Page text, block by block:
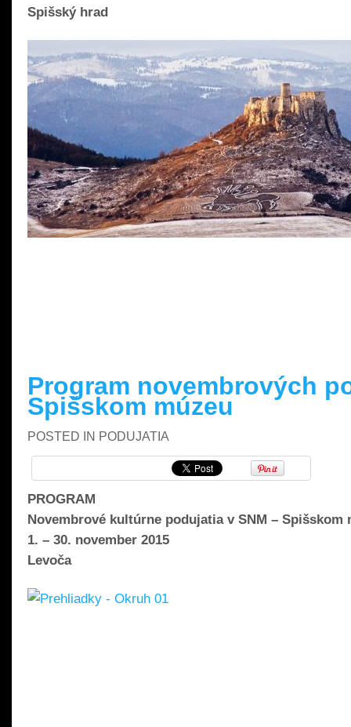
Spišský hrad
Program novembrových
Spišskom múzeu
POSTED IN PODUJATIA
PROGRAM
Novembrové kultúrne podujatia v SNM – Spišskom
1. – 30. november 2015
Levoča